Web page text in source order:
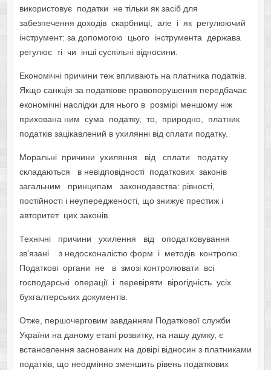
використовує податки не тільки як засіб для
забезпечення доходів скарбниці, але і як регулюючий
інструмент: за допомогою цього інструмента держава
регулює ті чи інші суспільні відносини.
Економічні причини теж впливають на платника податків.
Якщо санкція за податкове правопорушення передбачає
економічні наслідки для нього в розмірі меншому ніж
прихована ним сума податку, то, природно, платник
податків зацікавлений в ухилянні від сплати податку.
Моральні причини ухиляння від сплати податку
складаються в невідповідності податкових законів
загальним принципам законодавства: рівності,
постійності і неупередженості, що знижує престиж і
авторитет цих законів.
Технічні причини ухилення від оподатковування
зв’язані з недосконалістю форм і методів контролю.
Податкові органи не в змозі контролювати всі
господарські операції і перевіряти вірогідність усіх
бухгалтерських документів.
Отже, першочерговим завданням Податкової служби
України на даному етапі розвитку, на нашу думку, є
встановлення заснованих на довірі відносин з платниками
податків, що неодмінно зменшить рівень податкових